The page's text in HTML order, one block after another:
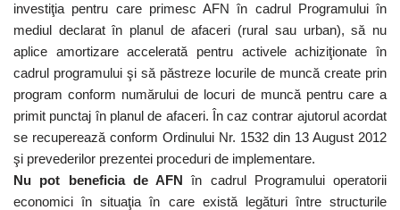
investiţia pentru care primesc AFN în cadrul Programului în
mediul declarat în planul de afaceri (rural sau urban), să nu
aplice amortizare accelerată pentru activele achiziţionate în
cadrul programului şi să păstreze locurile de muncă create prin
program conform numărului de locuri de muncă pentru care a
primit punctaj în planul de afaceri. În caz contrar ajutorul acordat
se recuperează conform Ordinului Nr. 1532 din 13 August 2012
şi prevederilor prezentei proceduri de implementare.
Nu pot beneficia de AFN în cadrul Programului operatorii
economici în situaţia în care există legături între structurile